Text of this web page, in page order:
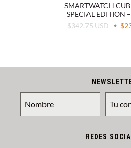
SMARTWATCH
SPECIAL EDITION
GPS DUAL BAND
MILITAR
$342.75 USD
REDES